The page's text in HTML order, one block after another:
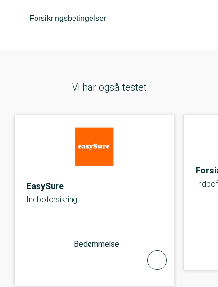
Forsikringsbetingelser
Vi har også testet
EasySure
Indboforsikring
Bedømmelse